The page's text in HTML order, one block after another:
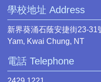
學校地址 Address
新界葵涌石蔭安捷街23-31
Yam, Kwai Chung, NT
電話 Telephone